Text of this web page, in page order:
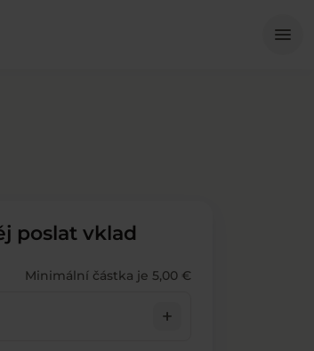
menu
poslat vklad
Minimální částka je 5,00 €
add